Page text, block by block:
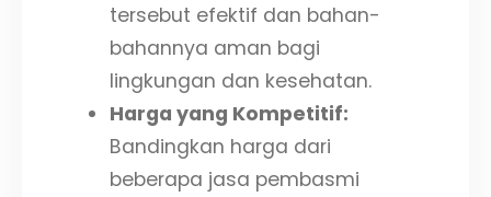
tersebut efektif dan bahan-
bahannya aman bagi
lingkungan dan kesehatan.
Harga yang Kompetitif:
Bandingkan harga dari
beberapa jasa pembasmi